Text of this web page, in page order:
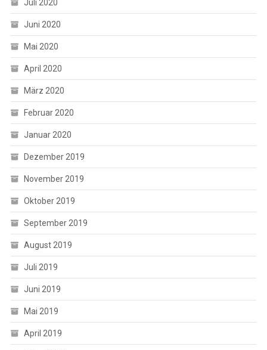
Juli 2020
Juni 2020
Mai 2020
April 2020
März 2020
Februar 2020
Januar 2020
Dezember 2019
November 2019
Oktober 2019
September 2019
August 2019
Juli 2019
Juni 2019
Mai 2019
April 2019